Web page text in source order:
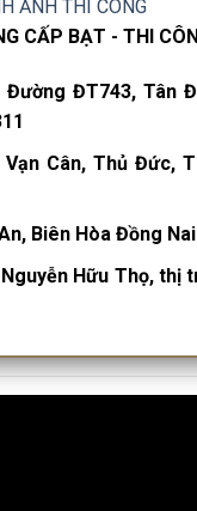
ẢNH THI CÔNG
CẤP BẠT - THI
ĐT743, Tân
Vạn Cân, Thủ Đức,
Biên Hòa Đồng
Hữu Thọ, thị